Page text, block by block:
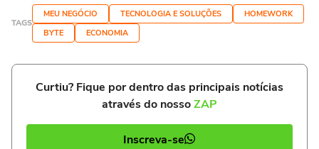
TAGS
MEU NEGÓCIO TECNOLOGIA E SOLUÇÕES
HOMEWORK
BYTE
ECONOMIA
Curtiu? Fique por dentro das principais notícias
através do nossoZAP
Inscreva-se